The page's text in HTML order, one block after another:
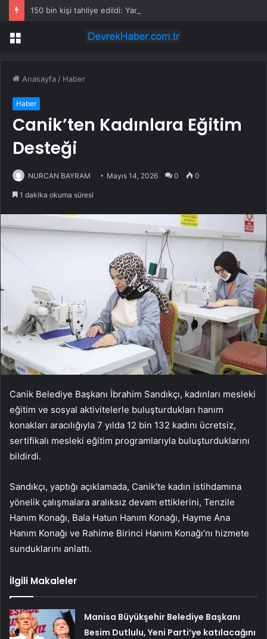
Menü
Anasayfa / Haber
Haber
Canik’ten Kadınlara Eğitim
Desteği
NURCAN BAYRAM Mayıs 14, 2026 0 0
1 dakika okuma süresi
Canik Belediye Başkanı İbrahim Sandıkçı, kadınları mesleki
eğitim ve sosyal aktivitelerle buluşturdukları hanım
konakları aracılığıyla 7 yılda 12 bin 132 kadını ücretsiz,
sertifikalı mesleki eğitim programlarıyla buluşturduklarını
bildirdi.
Sandıkçı, yaptığı açıklamada, Canik’te kadın istihdamına
yönelik çalışmalara aralıksız devam ettiklerini, Tenzile
Hanım Konağı, Bala Hatun Hanım Konağı, Hayme Ana
Hanım Konağı ve Rahime Birinci Hanım Konağı’nı hizmete
sunduklarını anlattı.
İlgili Makaleler
Manisa Büyükşehir Belediye Başkanı
Besim Dutlulu, Yeni Parti’ye katılacağını